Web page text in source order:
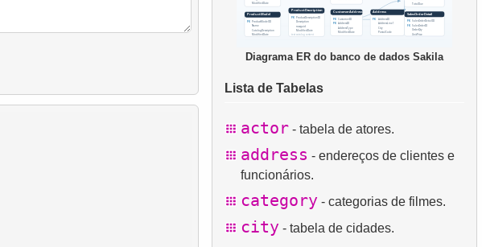
Diagrama ER do banco de dados Sakila
Lista de Tabelas
actor - tabela de atores.
address - endereços de clientes e
funcionários.
category - categorias de filmes.
city - tabela de cidades.